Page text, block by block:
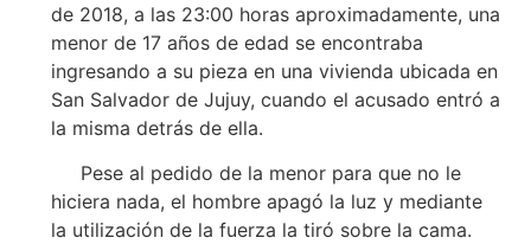
de 2018, a las 23:00 horas aproximadamente, una
menor de 17 años de edad se encontraba
ingresando a su pieza en una vivienda ubicada en
San Salvador de Jujuy, cuando el acusado entró a
la misma detrás de ella.
Pese al pedido de la menor para que no le
hiciera nada, el hombre apagó la luz y mediante
la utilización de la fuerza la tiró sobre la cama.